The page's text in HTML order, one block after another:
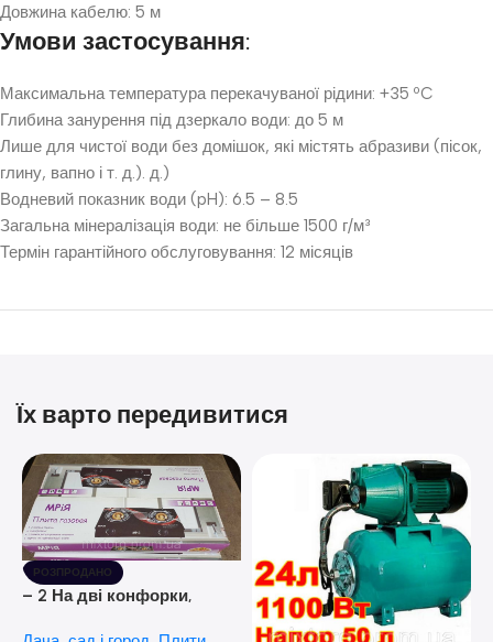
Довжина кабелю: 5 м
Умови застосування:
Максимальна температура перекачуваної рідини: +35 ºC
Глибина занурення під дзеркало води: до 5 м
Лише для чистої води без домішок, які містять абразиви (пісок,
глину, вапно і т. д.). д.)
Водневий показник води (pH): 6.5 – 8.5
Загальна мінералізація води: не більше 1500 г/м³
Термін гарантійного обслуговування: 12 місяців
Їх варто передивитися
РОЗПРОДАНО
– 2 На дві конфорки,